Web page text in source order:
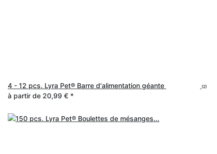
4 - 12 pcs. Lyra Pet® Barre d'alimentation géante (2)
à partir de 20,99 € *